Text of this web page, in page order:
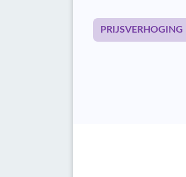
PRIJSVERHOGING